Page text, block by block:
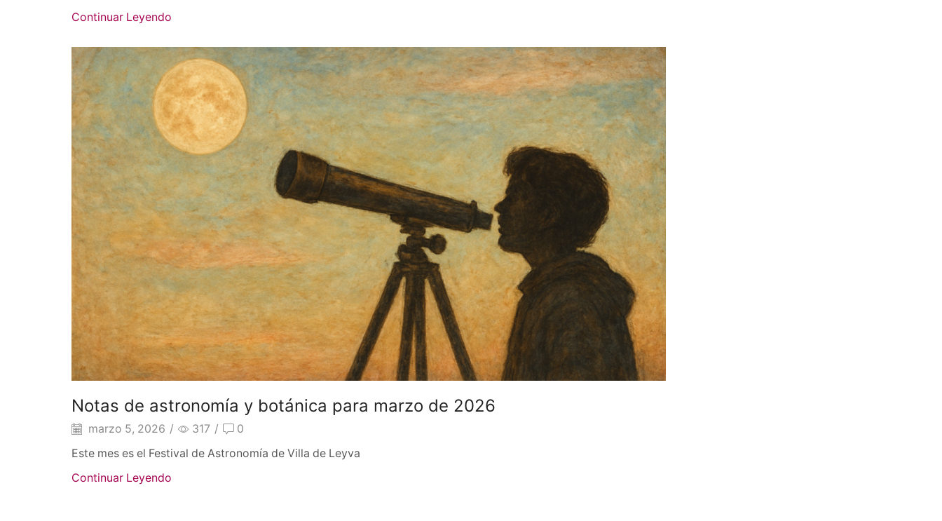
Continuar Leyendo
Notas de astronomía y botánica para marzo de 2026
marzo 5, 2026 / 317 /
0
Este mes es el Festival de Astronomía de Villa de Leyva
Continuar Leyendo